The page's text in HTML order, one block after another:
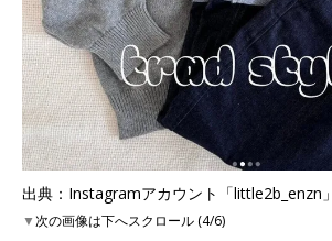
出典：Instagramアカウント「little2b_enzn」
▼次の画像は下へスクロール (4/6)